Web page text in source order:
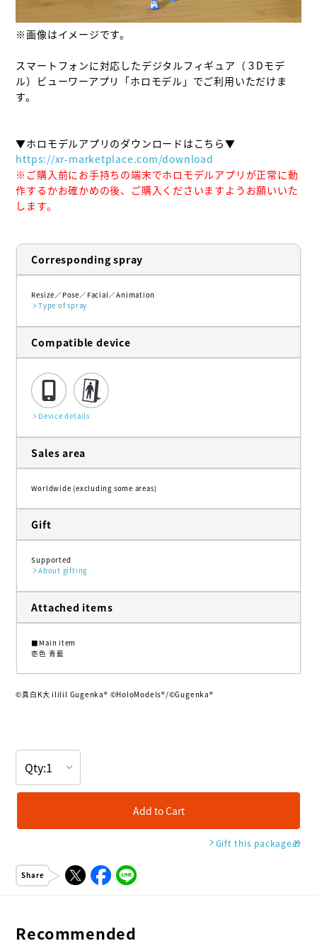
※画像はイメージです。
スマートフォンに対応したデジタルフィギュア（３Dモデ
ル）ビューワーアプリ「ホロモデル」でご利用いただけま
す。
https://xr-marketplace.com/download
※ご購入前にお手持ちの端末でホロモデルアプリが正常に動
作するかお確かめの後、ご購入くださいますようお願いいた
します。
Corresponding spray
Resize Pose Facial
Animation
Type of spray
Compatible device
Device details
Sales area
Worldwide (excluding some areas)
Gift
Supported
About gifting
Attached items
■Main item
壱色 青藍
©真白K大 ililil Gugenka® ©HoloModels®︎/©Gugenka®
Add to Cart
Gift this package🎁
Share
Recommended